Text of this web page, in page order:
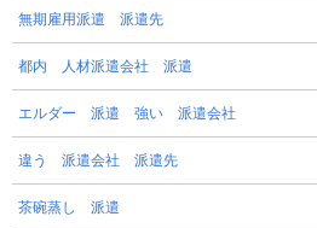
無期雇用派遣 派遣先
都内 人材派遣会社 派遣
エルダー 派遣 強い 派遣会社
違う 派遣会社 派遣先
茶碗蒸し 派遣